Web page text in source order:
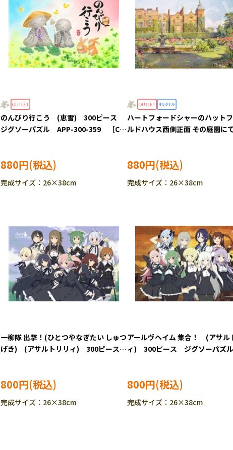
のんびり行こう (恵雪) 300ピース
ジグソーパズル APP-300-359 ［CP-
880円
完成サイズ：26×38cm
ハートフォードシャーのハット
ルドハウス西側正面 その庭園
［CP-SS］
880円
完成サイズ：26×38cm
一柳隊 出撃！(ひとつやなぎたい しゅつ
げき) (アサルトリリィ) 300ピース
800円
完成サイズ：26×38cm
アールヴヘイム 集合！ (アサル
ィ) 300ピース ジグソーパズ
800円
完成サイズ：26×38cm